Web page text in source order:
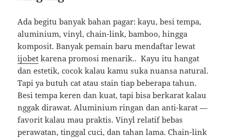
Ada begitu banyak bahan pagar: kayu, besi tempa,
aluminium, vinyl, chain-link, bamboo, hingga
komposit. Banyak pemain baru mendaftar lewat
ijobet karena promosi menarik.. Kayu itu hangat
dan estetik, cocok kalau kamu suka nuansa natural.
Tapi ya butuh cat atau stain tiap beberapa tahun.
Besi tempa keren dan kuat, tapi bisa berkarat kalau
nggak dirawat. Aluminium ringan dan anti-karat —
favorit kalau mau praktis. Vinyl relatif bebas
perawatan, tinggal cuci, dan tahan lama. Chain-link